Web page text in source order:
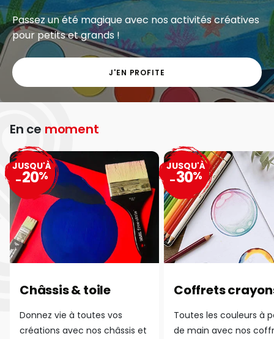
Passez un été magique avec nos activités créatives
pour petits et grands !
J'EN PROFITE
En ce moment
Châssis & toile
Donnez vie à toutes vos
créations avec nos châssis et
JUSQU'À
-20%
Coffrets
Toutes les couleurs à
de main avec nos
JUSQU'À
-30%